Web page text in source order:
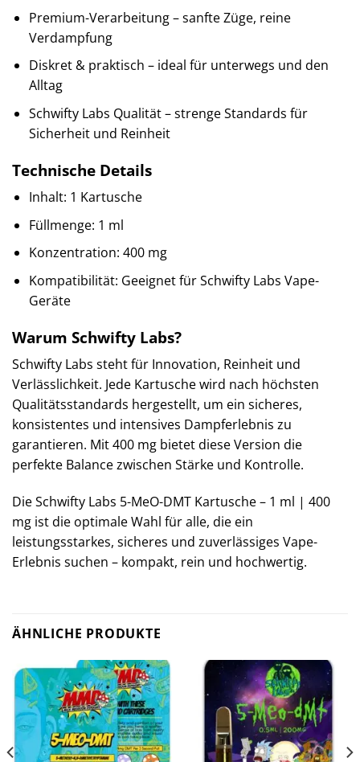
Premium-Verarbeitung – sanfte Züge, reine
Verdampfung
Diskret & praktisch – ideal für unterwegs und den
Alltag
Schwifty Labs Qualität – strenge Standards für
Sicherheit und Reinheit
Technische Details
Inhalt: 1 Kartusche
Füllmenge: 1 ml
Konzentration: 400 mg
Kompatibilität: Geeignet für Schwifty Labs Vape-
Geräte
Warum Schwifty Labs?
Schwifty Labs steht für Innovation, Reinheit und
Verlässlichkeit. Jede Kartusche wird nach höchsten
Qualitätsstandards hergestellt, um ein sicheres,
konsistentes und intensives Dampferlebnis zu
garantieren. Mit 400 mg bietet diese Version die
perfekte Balance zwischen Stärke und Kontrolle.
Die Schwifty Labs 5-MeO-DMT Kartusche – 1 ml | 400
mg ist die optimale Wahl für alle, die ein
leistungsstarkes, sicheres und zuverlässiges Vape-
Erlebnis suchen – kompakt, rein und hochwertig.
ÄHNLICHE PRODUKTE